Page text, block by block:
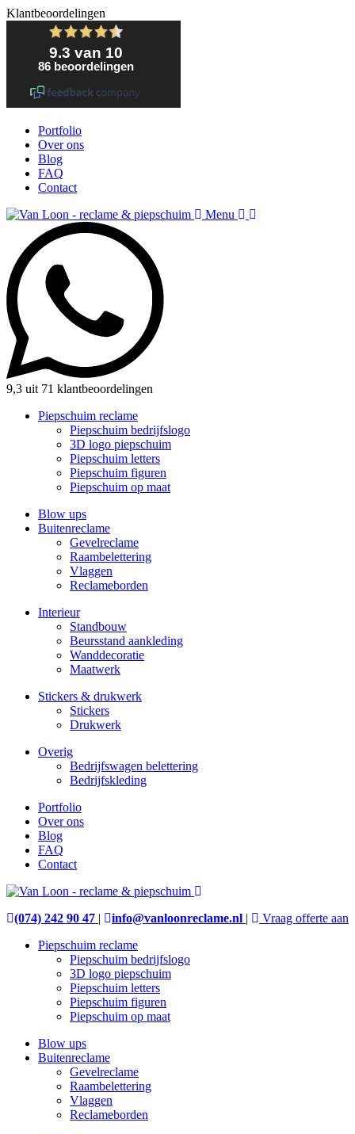
Klantbeoordelingen
Portfolio
Over ons
Blog
FAQ
Contact
Menu
9,3 uit 71 klantbeoordelingen
Piepschuim reclame
Piepschuim bedrijfslogo
3D logo piepschuim
Piepschuim letters
Piepschuim figuren
Piepschuim op maat
Blow ups
Buitenreclame
Gevelreclame
Raambelettering
Vlaggen
Reclameborden
Interieur
Standbouw
Beursstand aankleding
Wanddecoratie
Maatwerk
Stickers & drukwerk
Stickers
Drukwerk
Overig
Bedrijfswagen belettering
Bedrijfskleding
Portfolio
Over ons
Blog
FAQ
Contact
(074) 242 90 47 info@vanloonreclame.nl
Vraag offerte aan
Piepschuim reclame
Piepschuim bedrijfslogo
3D logo piepschuim
Piepschuim letters
Piepschuim figuren
Piepschuim op maat
Blow ups
Buitenreclame
Gevelreclame
Raambelettering
Vlaggen
Reclameborden